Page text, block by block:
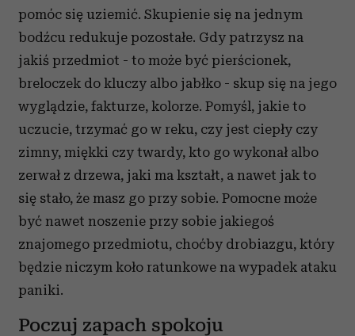
pomóc się uziemić. Skupienie się na jednym
bodźcu redukuje pozostałe. Gdy patrzysz na
jakiś przedmiot - to może być pierścionek,
breloczek do kluczy albo jabłko - skup się na jego
wyglądzie, fakturze, kolorze. Pomyśl, jakie to
uczucie, trzymać go w reku, czy jest ciepły czy
zimny, miękki czy twardy, kto go wykonał albo
zerwał z drzewa, jaki ma kształt, a nawet jak to
się stało, że masz go przy sobie. Pomocne może
być nawet noszenie przy sobie jakiegoś
znajomego przedmiotu, choćby drobiazgu, który
będzie niczym koło ratunkowe na wypadek ataku
paniki.
Poczuj zapach spokoju